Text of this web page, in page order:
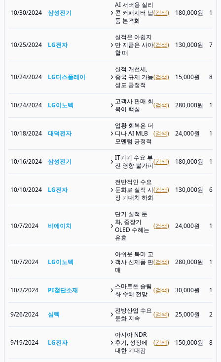
10/30/2024 삼성전기
AI 서버용 실리
콘 커패시터 납
품 본격화
(검색) 180,000원
10/25/2024 LG전자
실적은 아쉽지
만 지금은 사야
할 때
(검색) 130,000원
10/24/2024 LG디스플레이
실적 개선세,
중국 규제 가능
성도 긍정적
(검색) 15,000원
10/24/2024 LG이노텍
고객사 판매 회
복이 핵심
(검색) 280,000원
10/18/2024 대덕전자
업황 회복은 더
디나 AI MLB
모멘텀 긍정적
(검색) 24,000원
10/16/2024 삼성전기
IT기기 수요 부
진 영향 불가피(검색) 180,000원
10/10/2024 LG전자
전반적인 수요
둔화로 실적 시
장 기대치 하회
(검색) 130,000원
10/7/2024 비에이치
단기 실적 둔
화, 중장기
OLED 수혜는
유효
(검색) 24,000원
10/7/2024 LG이노텍
아쉬운 북미 고
객사 신제품 판
매
(검색) 280,000원
10/2/2024 PI첨단소재
스마트폰 슬림
화 수혜 전망
(검색) 30,000원
9/26/2024 심텍
전방산업 수요
둔화 지속
(검색) 25,000원
9/19/2024 LG전자
아시아 NDR
후기, 성장에
대한 기대감
(검색) 150,000원